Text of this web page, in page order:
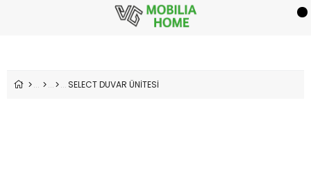
SELECT DUVAR ÜNİTESİ